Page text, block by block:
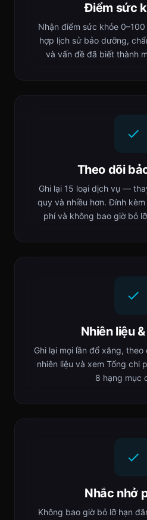
Điểm sức
Nhận điểm sức khỏe
hợp lịch sử bảo dưỡng,
và vấn đề đã biết thành
Theo dõi
Ghi lại 15 loại dịch vụ —
quy và nhiều hơn. Đính
phí và không bao giờ bỏ
Nhiên liệu
Ghi lại mọi lần đổ xăng,
nhiên liệu và xem Tổng chi
8 hạng mục
Nhắc nhở
Không bao giờ bỏ lỡ hạn